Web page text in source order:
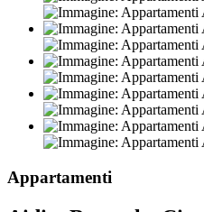
Appartamenti